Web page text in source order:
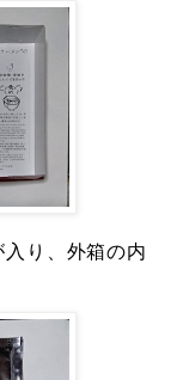
り、外箱の内